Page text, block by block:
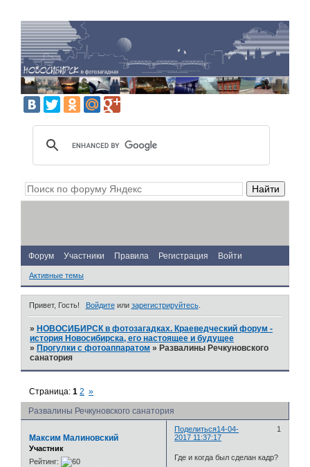
Форум Участники Правила Регистрация Войти
Активные темы
Привет, Гость! Войдитеили зарегистрируйтесь.
» НОВОСИБИРСК в фотозагадках. Краеведческий форум -
история Новосибирска, его настоящее и будущее
» Прогулки с фотоаппаратом » Развалины Речкуновского
санатория
Развалины Речкуновского санатория
Страница:1 2 »
Поделиться 1
14-04-
2017 11:37:17
Максим Малиновский
Участник
Рейтинг:
Где и когда был сделан кадр?